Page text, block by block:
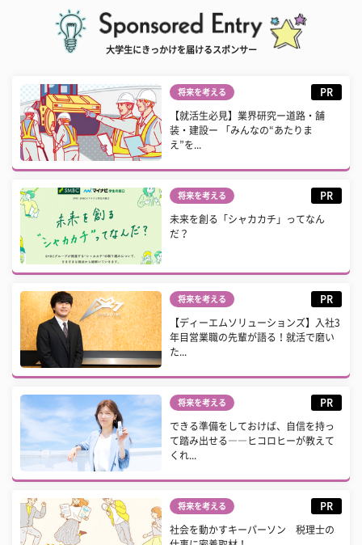
大学生にきっかけを届けるスポンサー
将来を考える PR
【就活生必見】業界研究ー道路・舗
装・建設ー 「みんなの“あたりま
え”を...
将来を考える PR
未来を創る「シャカカチ」ってなん
だ？
将来を考える PR
【ディーエムソリューションズ】入社3
年目営業職の先輩が語る！就活で磨い
た...
将来を考える PR
できる準備をしておけば、自信を持っ
て踏み出せる――ヒコロヒーが教えて
くれ...
将来を考える PR
社会を動かすキーパーソン 税理士の